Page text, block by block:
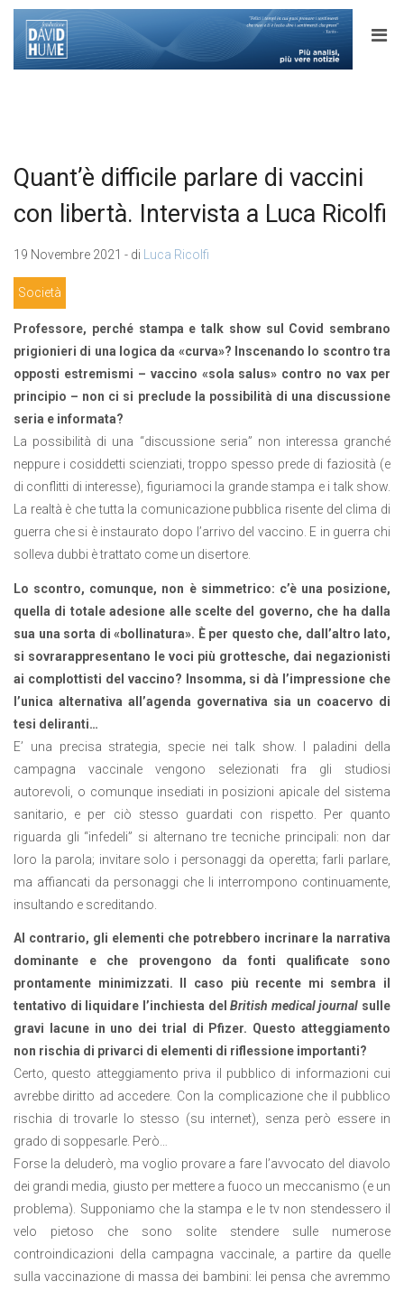
Quant’è difficile parlare di vaccini
con libertà. Intervista a Luca Ricolfi
19 Novembre 2021 - di Luca Ricolfi
Società
Professore, perché stampa e talk show sul Covid sembrano
prigionieri di una logica da «curva»? Inscenando lo scontro tra
opposti estremismi – vaccino «sola salus» contro no vax per
principio – non ci si preclude la possibilità di una discussione
seria e informata?
La possibilità di una “discussione seria” non interessa granché
neppure i cosiddetti scienziati, troppo spesso prede di faziosità (e
di conflitti di interesse), figuriamoci la grande stampa e i talk show.
La realtà è che tutta la comunicazione pubblica risente del clima di
guerra che si è instaurato dopo l’arrivo del vaccino. E in guerra chi
solleva dubbi è trattato come un disertore.
Lo scontro, comunque, non è simmetrico: c’è una posizione,
quella di totale adesione alle scelte del governo, che ha dalla
sua una sorta di «bollinatura». È per questo che, dall’altro lato,
si sovrarappresentano le voci più grottesche, dai negazionisti
ai complottisti del vaccino? Insomma, si dà l’impressione che
l’unica alternativa all’agenda governativa sia un coacervo di
tesi deliranti…
E’ una precisa strategia, specie nei talk show. I paladini della
campagna vaccinale vengono selezionati fra gli studiosi
autorevoli, o comunque insediati in posizioni apicale del sistema
sanitario, e per ciò stesso guardati con rispetto. Per quanto
riguarda gli “infedeli” si alternano tre tecniche principali: non dar
loro la parola; invitare solo i personaggi da operetta; farli parlare,
ma affiancati da personaggi che li interrompono continuamente,
insultando e screditando.
Al contrario, gli elementi che potrebbero incrinare la narrativa
dominante e che provengono da fonti qualificate sono
prontamente minimizzati. Il caso più recente mi sembra il
tentativo di liquidare l’inchiesta delBritish medical journal sulle
gravi lacune in uno dei trial di Pfizer. Questo atteggiamento
non rischia di privarci di elementi di riflessione importanti?
Certo, questo atteggiamento priva il pubblico di informazioni cui
avrebbe diritto ad accedere. Con la complicazione che il pubblico
rischia di trovarle lo stesso (su internet), senza però essere in
grado di soppesarle. Però…
Forse la deluderò, ma voglio provare a fare l’avvocato del diavolo
dei grandi media, giusto per mettere a fuoco un meccanismo (e un
problema). Supponiamo che la stampa e le tv non stendessero il
velo pietoso che sono solite stendere sulle numerose
controindicazioni della campagna vaccinale, a partire da quelle
sulla vaccinazione di massa dei bambini: lei pensa che avremmo